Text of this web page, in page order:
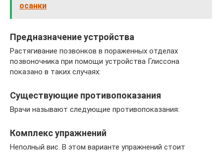
осанки
Предназначение устройства
Растягивание позвонков в пораженных отделах
позвоночника при помощи устройства Глиссона
показано в таких случаях:
Существующие противопоказания
Врачи называют следующие противопоказания:
Комплекс упражнений
Неполный вис. В этом варианте упражнений стоит